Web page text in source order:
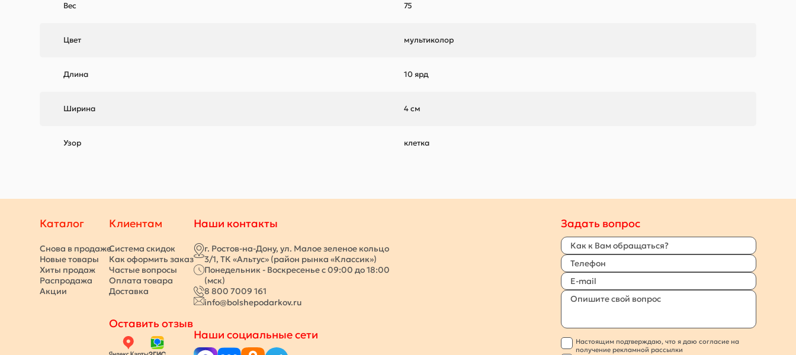
Вес 75
Цвет мультиколор
Длина 10 ярд
Ширина 4 см
Узор клетка
Каталог
Снова в продаже
Новые товары
Хиты продаж
Распродажа
Акции
Клиентам
Система скидок
Как оформить заказ
Частые вопросы
Оплата товара
Доставка
Оставить отзыв
Наши контакты
г. Ростов-на-Дону, ул. Малое зеленое кольцо
3/1, ТК «Альтус» (район рынка «Классик»)
Понедельник - Воскресенье с 09:00 до 18:00
(мск)
8 800 7009 161
info@bolshepodarkov.ru
Наши социальные сети
Задать вопрос
Настоящим подтверждаю, что я даю согласие на
получение рекламной рассылки